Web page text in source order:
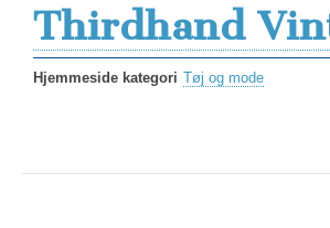
Thirdhand
Hjemmeside kategori Tøj og mode